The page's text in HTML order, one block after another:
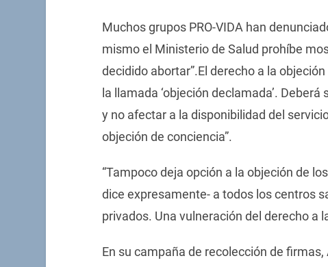
Muchos grupos PRO-VIDA han
mismo el Ministerio de Salud prohíbe
decidido abortar”.El derecho a la
la llamada ‘objeción declamada’.
y no afectar a la disponibilidad del
objeción de conciencia”.
“Tampoco deja opción a la objeción de
dice expresamente- a todos los centros
privados. Una vulneración del derecho a
En su campaña de recolección de